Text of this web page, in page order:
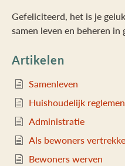
Gefeliciteerd, het is je
samen leven en beheren in
Artikelen
Samenleven
Huishoudelijk
Administratie
Als bewoners
Bewoners werven